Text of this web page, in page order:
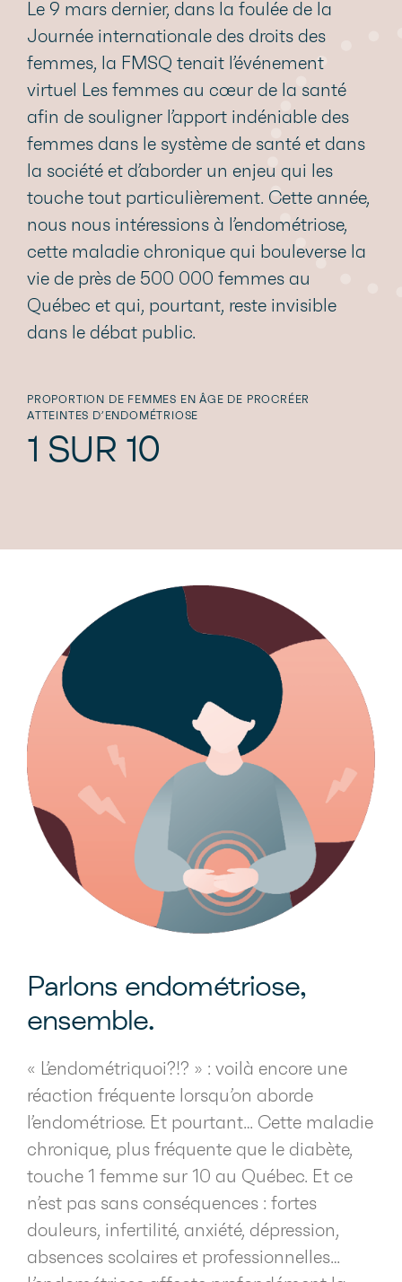
Le 9 mars dernier, dans la foulée de la
Journée internationale des droits des
femmes, la FMSQ tenait l’événement
virtuel Les femmes au cœur de la santé
afin de souligner l’apport indéniable des
femmes dans le système de santé et dans
la société et d’aborder un enjeu qui les
touche tout particulièrement. Cette année,
nous nous intéressions à l’endométriose,
cette maladie chronique qui bouleverse la
vie de près de 500 000 femmes au
Québec et qui, pourtant, reste invisible
dans le débat public.
PROPORTION DE FEMMES EN ÂGE DE PROCRÉER
ATTEINTES D’ENDOMÉTRIOSE
1 SUR 10
Parlons endométriose,
ensemble.
« L’endométriquoi?!? » : voilà encore une
réaction fréquente lorsqu’on aborde
l’endométriose. Et pourtant… Cette maladie
chronique, plus fréquente que le diabète,
touche 1 femme sur 10 au Québec. Et ce
n’est pas sans conséquences : fortes
douleurs, infertilité, anxiété, dépression,
absences scolaires et professionnelles…